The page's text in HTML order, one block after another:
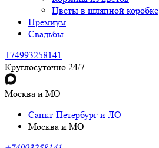
Цветы в шляпной коробке
Премиум
Свадьбы
+74993258141
Круглосуточно 24/7
Москва и МО
Санкт-Петербург и ЛО
Москва и МО